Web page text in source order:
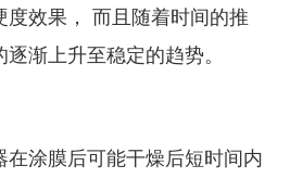
度效果， 而且随着时间的推
渐上升至稳定的趋势。
在涂膜后可能干燥后短时间内